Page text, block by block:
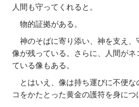
人間も守ってくれると。
物的証拠がある。
神のそばに寄り添い、神を支え、
像が残っている。さらに、人間がネ
ている像もある。
とはいえ、像は持ち運びに不便な
コをかたとった黄金の護符を身につ